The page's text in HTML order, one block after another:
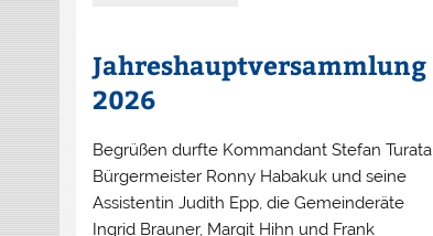
Jahreshauptversammlung
2026
Begrüßen durfte Kommandant Stefan Turata
Bürgermeister Ronny Habakuk und seine
Assistentin Judith Epp, die Gemeinderäte
Ingrid Brauner, Margit Hihn und Frank